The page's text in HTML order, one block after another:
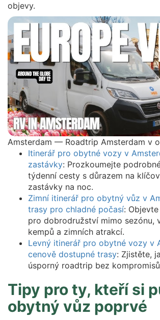
objevy.
Amsterdam — Roadtrip Amsterdam v
Itinerář pro obytné vozy v
zastávky: Prozkoumejte
týdenní cesty s důrazem na
zastávky na noc.
Zimní itinerář pro obytný vůz v
trasy pro chladné počasí:
pro dobrodružství mimo sezónu,
kempů a zimních atrakcí.
Levný itinerář pro obytné vozy v
cenově dostupné trasy: Zjistěte,
úsporný roadtrip bez
Tipy pro ty, kteří si
obytný vůz poprvé